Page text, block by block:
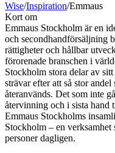
Wise/Inspiration/Emmaus
Kort om
Emmaus Stockholm är en
och secondhandförsäljning
rättigheter och hållbar
förorenade branschen i
Stockholm stora delar av
strävar efter att så stor
återanvänds. Det som inte
återvinning och i sista
Emmaus Stockholms
Stockholm – en
personer dagligen.